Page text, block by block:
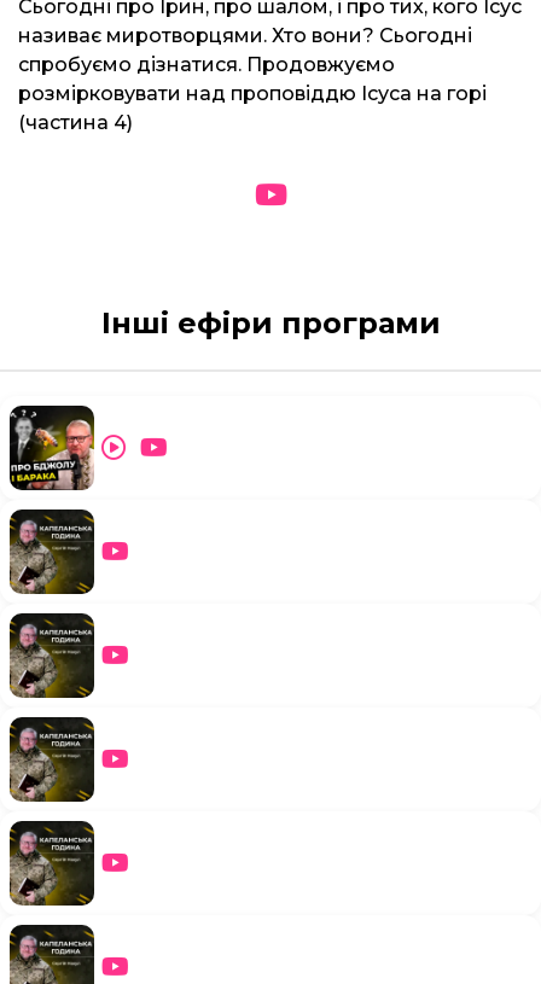
Сьогодні про Ірин, про шалом, і про тих, кого Ісус
називає миротворцями. Хто вони? Сьогодні
спробуємо дізнатися. Продовжуємо
розмірковувати над проповіддю Ісуса на горі
(частина 4)
Інші ефіри програми